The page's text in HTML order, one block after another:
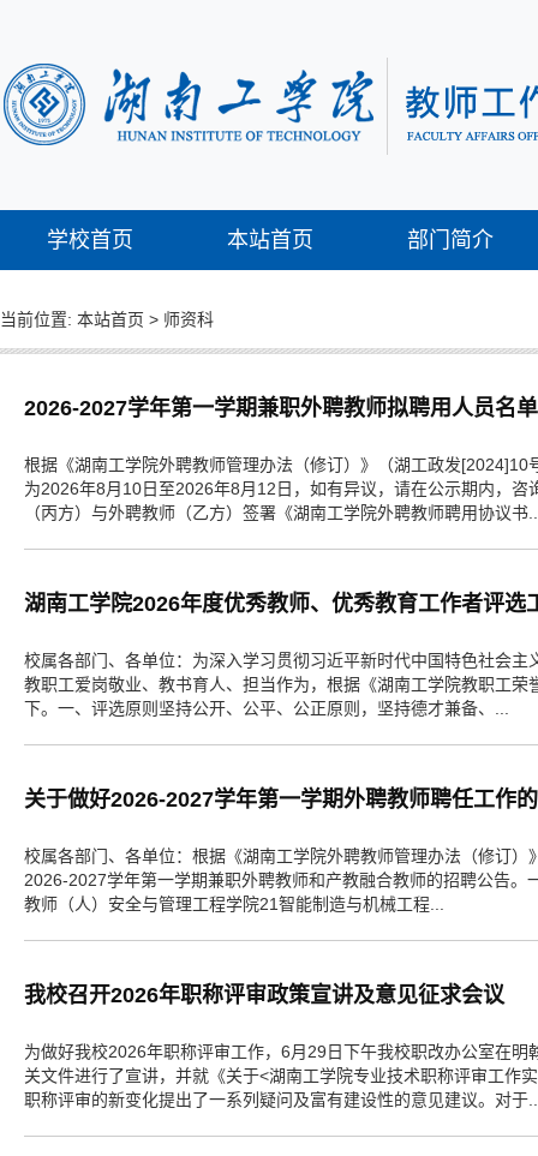
学校首页 本站首页 部门简介
当前位置: 本站首页 > 师资科
2026-2027学年第一学期兼职外聘教师拟聘用人员名
根据《湖南工学院外聘教师管理办法（修订）》（湖工政发
为2026年8月10日至2026年8月12日，如有异议，请在公示期内，
（丙方）与外聘教师（乙方）签署《湖南工学院外聘教师聘用协议书
湖南工学院2026年度优秀教师、优秀教育工作者评选
校属各部门、各单位：为深入学习贯彻习近平新时代中国特色社会
教职工爱岗敬业、教书育人、担当作为，根据《湖南工学院教职工
下。一、评选原则坚持公开、公平、公正原则，坚持德才兼备、...
关于做好2026-2027学年第一学期外聘教师聘任工作
校属各部门、各单位：根据《湖南工学院外聘教师管理办法（修订
2026-2027学年第一学期兼职外聘教师和产教融合教师的招聘
教师（人）安全与管理工程学院21智能制造与机械工程...
我校召开2026年职称评审政策宣讲及意见征求会议
为做好我校2026年职称评审工作，6月29日下午我校职改办公室在
关文件进行了宣讲，并就《关于<湖南工学院专业技术职称评审工
职称评审的新变化提出了一系列疑问及富有建设性的意见建议。对于